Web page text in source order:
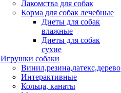
Лакомства для собак
Корма для собак лечебные
Диеты для собак
влажные
Диеты для собак
сухие
Игрушки собаки
Винил,резина,латекс,дерево
Интерактивные
Кольца, канаты